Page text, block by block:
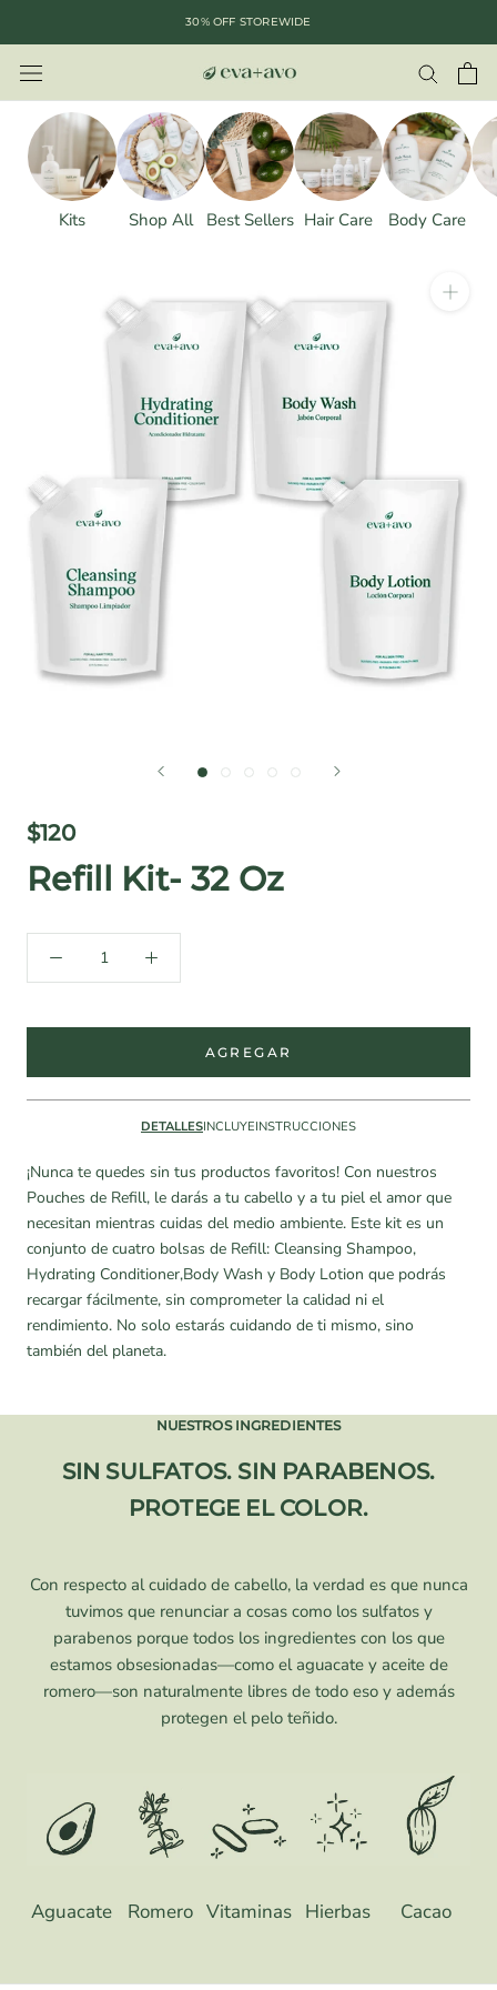
contenido
30% OFF STOREWIDE
Kits Shop All Best Sellers Hair Care Body Care
$120
Refill Kit- 32 Oz
AGREGAR
DETALLESINCLUYEINSTRUCCIONES
¡Nunca te quedes sin tus productos favoritos! Con nuestros
Pouches de Refill, le darás a tu cabello y a tu piel el amor que
necesitan mientras cuidas del medio ambiente. Este kit es un
conjunto de cuatro bolsas de Refill: Cleansing Shampoo,
Hydrating Conditioner,Body Wash y Body Lotion que podrás
recargar fácilmente, sin comprometer la calidad ni el
rendimiento. No solo estarás cuidando de ti mismo, sino
también del planeta.
NUESTROS INGREDIENTES
SIN SULFATOS. SIN PARABENOS.
PROTEGE EL COLOR.
Con respecto al cuidado de cabello, la verdad es que nunca
tuvimos que renunciar a cosas como los sulfatos y
parabenos porque todos los ingredientes con los que
estamos obsesionadas—como el aguacate y aceite de
romero—son naturalmente libres de todo eso y además
protegen el pelo teñido.
Aguacate Romero Vitaminas Hierbas Cacao